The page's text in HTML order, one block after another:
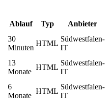
Ablauf Typ Anbieter
30
Minuten
HTML
Südwestfalen-
IT
13
Monate
HTML
Südwestfalen-
IT
6
Monate
HTML
Südwestfalen-
IT